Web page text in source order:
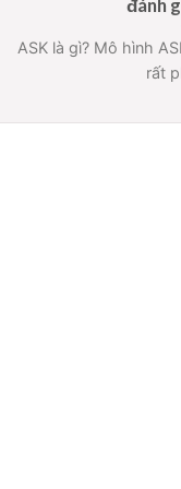
đánh
ASK là gì? Mô hình
rất